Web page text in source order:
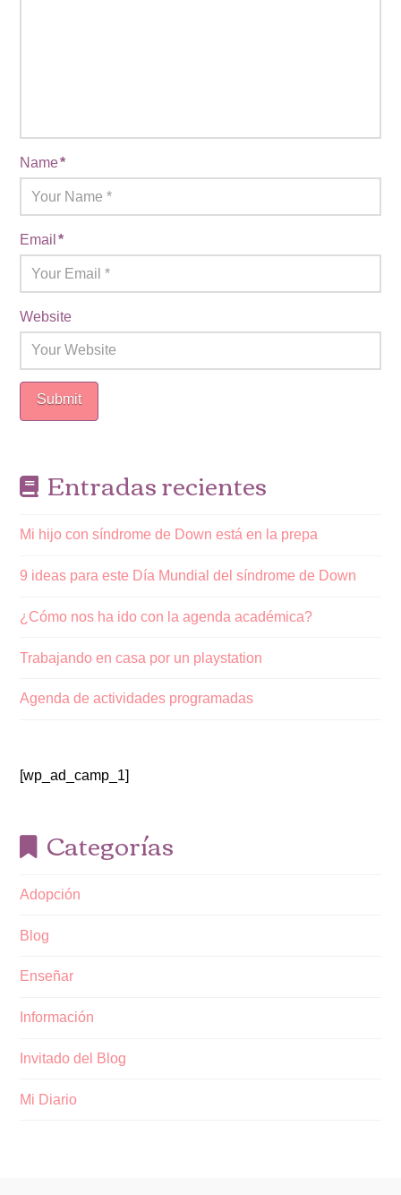
Name*
Email*
Website
Entradas recientes
Mi hijo con síndrome de Down está en la prepa
9 ideas para este Día Mundial del síndrome de Down
¿Cómo nos ha ido con la agenda académica?
Trabajando en casa por un playstation
Agenda de actividades programadas
[wp_ad_camp_1]
Categorías
Adopción
Blog
Enseñar
Información
Invitado del Blog
Mi Diario